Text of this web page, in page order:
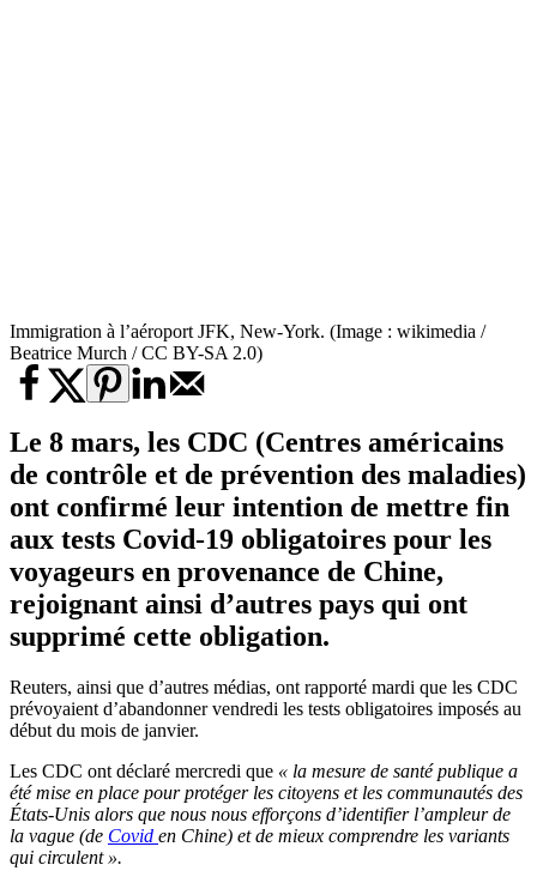
Immigration à l’aéroport JFK, New-York. (Image : wikimedia /
Beatrice Murch / CC BY-SA 2.0)
Le 8 mars, les CDC (Centres américains
de contrôle et de prévention des maladies)
ont confirmé leur intention de mettre fin
aux tests Covid-19 obligatoires pour les
voyageurs en provenance de Chine,
rejoignant ainsi d’autres pays qui ont
supprimé cette obligation.
Reuters, ainsi que d’autres médias, ont rapporté mardi que les CDC
prévoyaient d’abandonner vendredi les tests obligatoires imposés au
début du mois de janvier.
Les CDC ont déclaré mercredi que « la mesure de santé publique a
été mise en place pour protéger les citoyens et les communautés des
États-Unis alors que nous nous efforçons d’identifier l’ampleur de
la vague (de Covid en Chine) et de mieux comprendre les variants
qui circulent ».